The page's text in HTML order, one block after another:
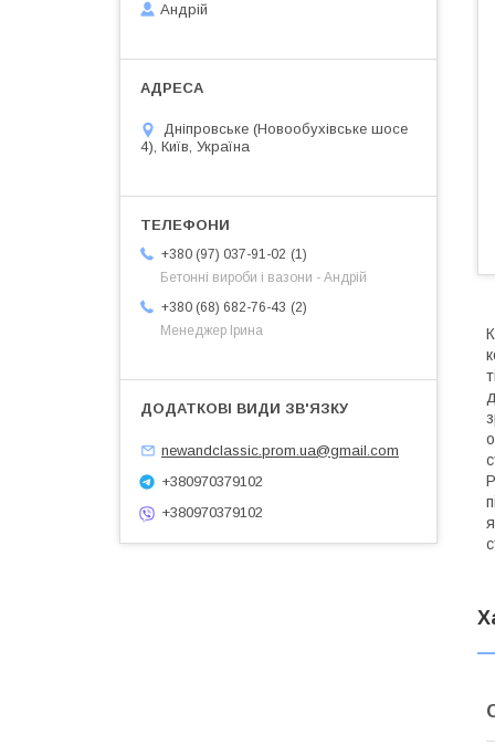
Андрій
Дніпровське (Новообухівське шосе
4), Київ, Україна
+380 (97) 037-91-02
1
Бетонні вироби і вазони - Андрій
+380 (68) 682-76-43
2
Менеджер Ірина
newandclassic.prom.ua@gmail.com
+380970379102
+380970379102